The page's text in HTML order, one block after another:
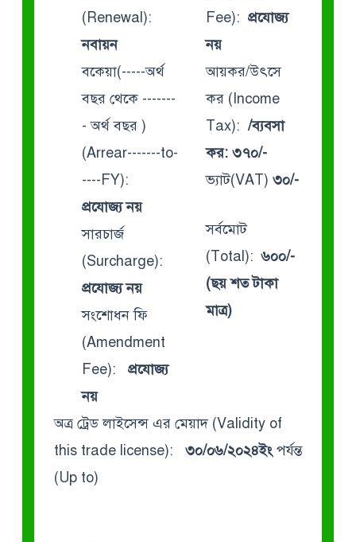
(Renewal):
নবায়ন
বকেয়া(-----অর্থ
বছর থেকে -------
- অর্থ বছর )
(Arrear-------to-
----FY):
প্রযোজ্য নয়
সারচার্জ
(Surcharge):
প্রযোজ্য নয়
সংশোধন ফি
(Amendment
Fee): প্রযোজ্য
নয়
Fee): প্রযোজ্য
নয়
আয়কর/উৎসে
কর (Income
Tax):/ব্যবসা
কর: ৩৭০/-
ভ্যাট(VAT) ৩০/-
সর্বমোট
(Total):৬০০/-
(ছয় শত টাকা
মাত্র)
অত্র ট্রেড লাইসেন্স এর মেয়াদ (Validity of
this trade license): ৩০/০৬/২০২৪ইং পর্যন্ত
(Up to)